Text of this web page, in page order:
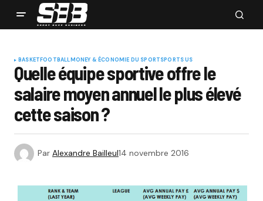
BASKETFOOTBALLMONEY & ÉCONOMIE DU SPORTSPORTS US
Quelle équipe sportive offre le
salaire moyen annuel le plus élevé
cette saison ?
Par Alexandre Bailleul14 novembre 2016